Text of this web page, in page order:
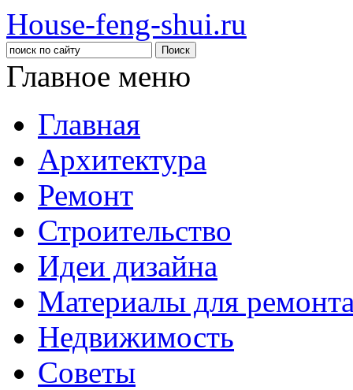
House-feng-shui.ru
Главное меню
Главная
Архитектура
Ремонт
Строительство
Идеи дизайна
Материалы для
Недвижимость
Советы